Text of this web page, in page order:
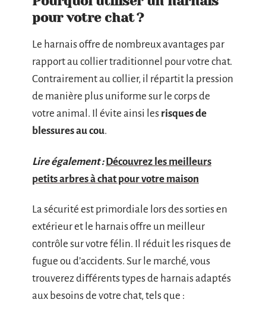
pour votre chat ?
Le harnais offre de nombreux avantages par
rapport au collier traditionnel pour votre chat.
Contrairement au collier, il répartit la pression
de manière plus uniforme sur le corps de
votre animal. Il évite ainsi les risques de
blessures au cou.
Lire également : Découvrez les meilleurs
petits arbres à chat pour votre maison
La sécurité est primordiale lors des sorties en
extérieur et le harnais offre un meilleur
contrôle sur votre félin. Il réduit les risques de
fugue ou d’accidents. Sur le marché, vous
trouverez différents types de harnais adaptés
aux besoins de votre chat, tels que :